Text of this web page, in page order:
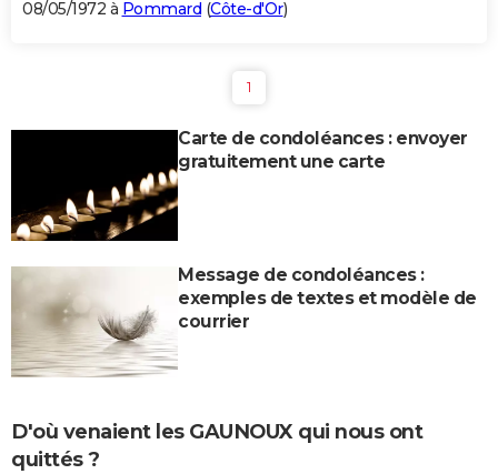
08/05/1972 à Pommard (Côte-d'Or)
1
Carte de condoléances : envoyer
gratuitement une carte
Message de condoléances :
exemples de textes et modèle de
courrier
D'où venaient les GAUNOUX qui nous ont
quittés ?